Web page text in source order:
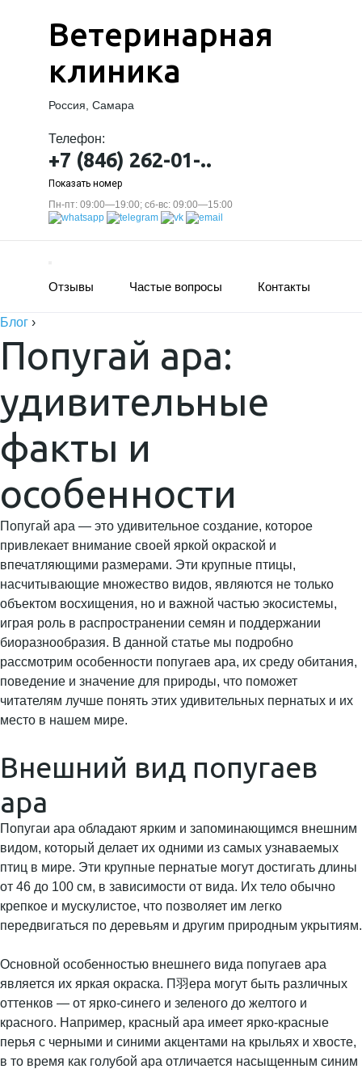
Ветеринарная
клиника
Россия, Самара
Телефон:
+7 (846) 262-01-..
Показать номер
Пн-пт: 09:00—19:00; сб-вс: 09:00—15:00
Отзывы Частые вопросы Контакты
Блог ›
Попугай ара:
удивительные
факты и
особенности
Попугай ара — это удивительное создание, которое
привлекает внимание своей яркой окраской и
впечатляющими размерами. Эти крупные птицы,
насчитывающие множество видов, являются не только
объектом восхищения, но и важной частью экосистемы,
играя роль в распространении семян и поддержании
биоразнообразия. В данной статье мы подробно
рассмотрим особенности попугаев ара, их среду обитания,
поведение и значение для природы, что поможет
читателям лучше понять этих удивительных пернатых и их
место в нашем мире.
Внешний вид попугаев
ара
Попугаи ара обладают ярким и запоминающимся внешним
видом, который делает их одними из самых узнаваемых
птиц в мире. Эти крупные пернатые могут достигать длины
от 46 до 100 см, в зависимости от вида. Их тело обычно
крепкое и мускулистое, что позволяет им легко
передвигаться по деревьям и другим природным укрытиям.
Основной особенностью внешнего вида попугаев ара
является их яркая окраска. П羽eрa могут быть различных
оттенков — от ярко-синего и зеленого до желтого и
красного. Например, красный ара имеет ярко-красные
перья с черными и синими акцентами на крыльях и хвосте,
в то время как голубой ара отличается насыщенным синим